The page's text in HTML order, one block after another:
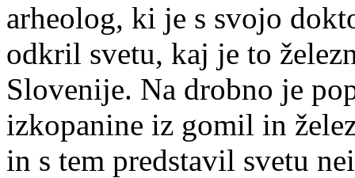
arheolog, ki je s svojo
odkril svetu, kaj je to
Slovenije. Na drobno je
izkopanine iz gomil in
in s tem predstavil svetu